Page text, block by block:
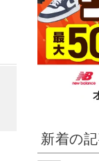
新着の